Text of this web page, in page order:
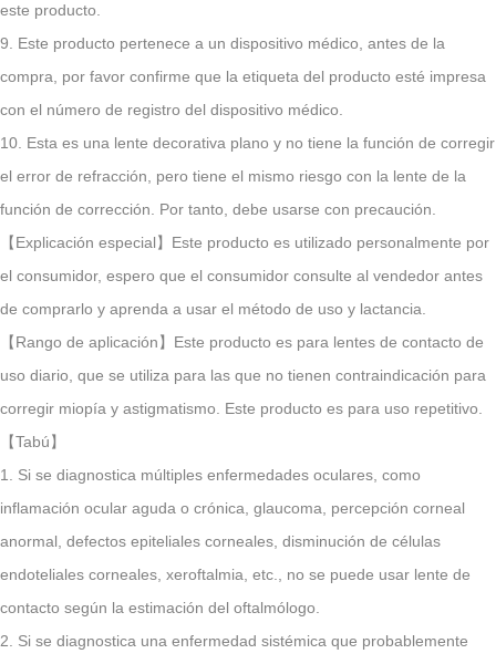
este producto.
9. Este producto pertenece a un dispositivo médico, antes de la
compra, por favor confirme que la etiqueta del producto esté impresa
con el número de registro del dispositivo médico.
10. Esta es una lente decorativa plano y no tiene la función de corregir
el error de refracción, pero tiene el mismo riesgo con la lente de la
función de corrección. Por tanto, debe usarse con precaución.
【Explicación especial】Este producto es utilizado personalmente por
el consumidor, espero que el consumidor consulte al vendedor antes
de comprarlo y aprenda a usar el método de uso y lactancia.
【Rango de aplicación】Este producto es para lentes de contacto de
uso diario, que se utiliza para las que no tienen contraindicación para
corregir miopía y astigmatismo. Este producto es para uso repetitivo.
【Tabú】
1. Si se diagnostica múltiples enfermedades oculares, como
inflamación ocular aguda o crónica, glaucoma, percepción corneal
anormal, defectos epiteliales corneales, disminución de células
endoteliales corneales, xeroftalmia, etc., no se puede usar lente de
contacto según la estimación del oftalmólogo.
2. Si se diagnostica una enfermedad sistémica que probablemente